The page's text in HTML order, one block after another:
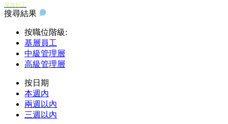
發放好工
搜尋結果
按職位階級:
基層員工
中級管理層
高級管理層
按日期
本週內
兩週以內
三週以內